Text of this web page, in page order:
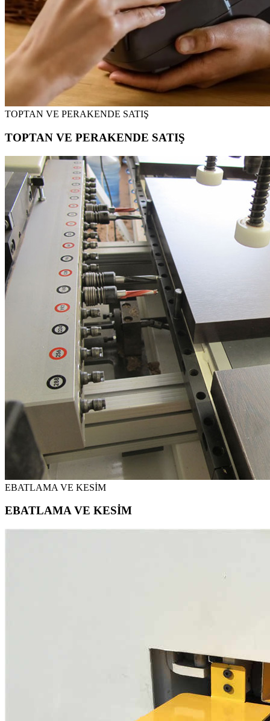
TOPTAN VE PERAKENDE SATIŞ
TOPTAN VE PERAKENDE SATIŞ
EBATLAMA VE KESİM
EBATLAMA VE KESİM